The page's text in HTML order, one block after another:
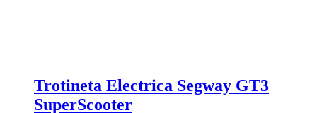
Trotineta Electrica Segway GT3
SuperScooter